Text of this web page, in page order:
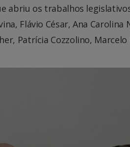
abriu os trabalhos
Flávio César, Ana
Patrícia Cozzolino,